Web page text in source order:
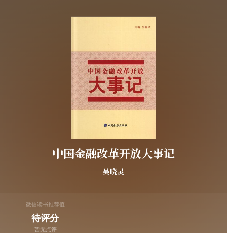
中国金融改革开放大事记
吴晓灵
微信读书推荐值
待评分
暂无点评